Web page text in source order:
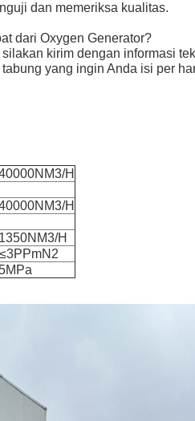
dan memeriksa kualitas.
dari Oxygen Generator?
kirim dengan informasi
yang ingin Anda isi per
H
H
H